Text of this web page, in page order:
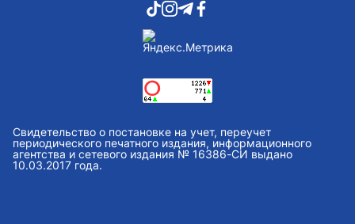
Свидетельство о постановке на учет, переучет
периодического печатного издания, информационного
агентства и сетевого издания № 16386-СИ выдано
10.03.2017 года.